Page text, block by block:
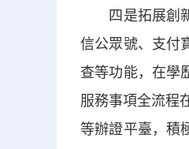
四是拓展創新
信公眾號、支付
查等功能，在學
服務事項全流程
等辦證平臺，積